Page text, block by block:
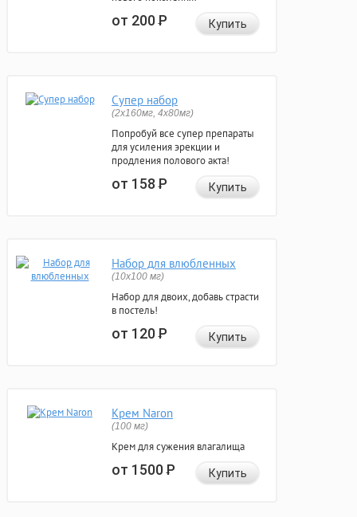
от 200Р Купить
Супер набор
(2х160мг, 4х80мг)
Попробуй все супер препараты
для усиления эрекции и
продления полового акта!
от 158Р Купить
Набор для влюбленных
(10х100 мг)
Набор для двоих, добавь страсти
в постель!
от 120Р Купить
Крем Naron
(100 мг)
Крем для сужения влагалища
от 1500Р Купить